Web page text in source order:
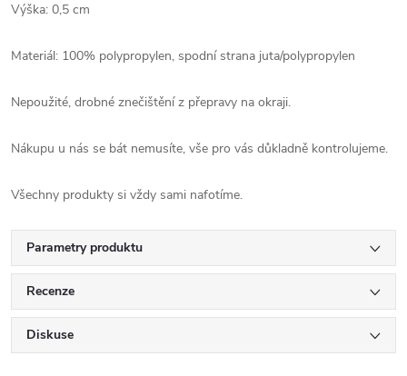
Výška: 0,5 cm
Materiál: 100% polypropylen, spodní strana juta/polypropylen
Nepoužité, drobné znečištění z přepravy na okraji.
Nákupu u nás se bát nemusíte, vše pro vás důkladně kontrolujeme.
Všechny produkty si vždy sami nafotíme.
Parametry produktu
Recenze
Diskuse